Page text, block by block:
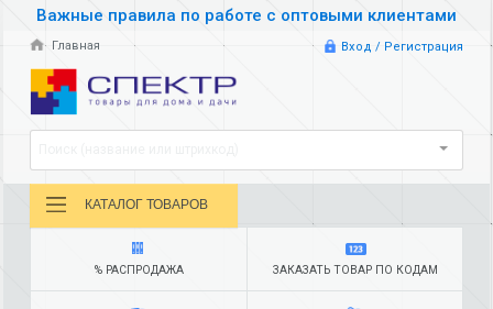
Важные правила по работе с оптовыми клиентами
Главная Вход / Регистрация
КАТАЛОГ ТОВАРОВ
% РАСПРОДАЖА ЗАКАЗАТЬ ТОВАР ПО КОДАМ